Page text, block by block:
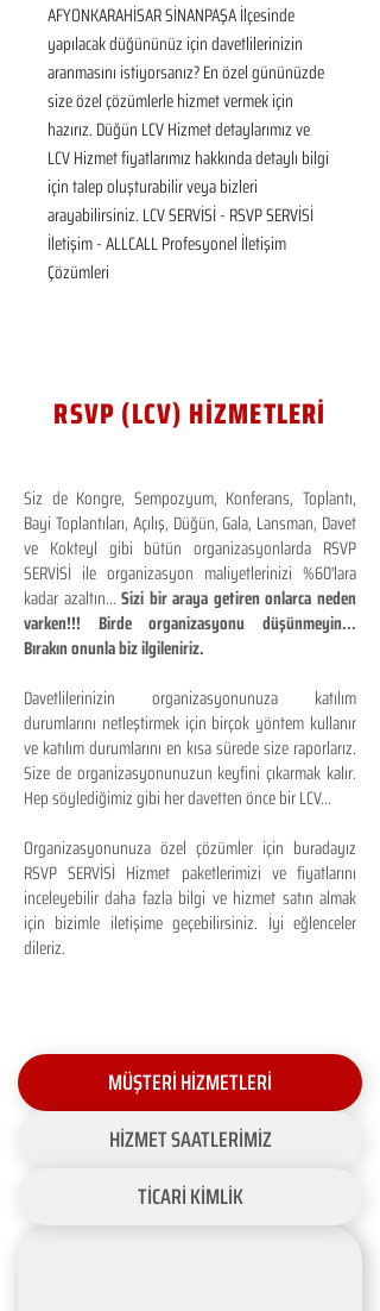
AFYONKARAHİSAR SİNANPAŞA İlçesinde
yapılacak düğününüz için davetlilerinizin
aranmasını istiyorsanız? En özel gününüzde
size özel çözümlerle hizmet vermek için
hazırız. Düğün LCV Hizmet detaylarımız ve
LCV Hizmet fiyatlarımız hakkında detaylı bilgi
için talep oluşturabilir veya bizleri
arayabilirsiniz. LCV SERVİSİ - RSVP SERVİSİ
İletişim - ALLCALL Profesyonel İletişim
Çözümleri
RSVP (LCV) HİZMETLERİ
Siz de Kongre, Sempozyum, Konferans, Toplantı,
Bayi Toplantıları, Açılış, Düğün, Gala, Lansman, Davet
ve Kokteyl gibi bütün organizasyonlarda RSVP
SERVİSİ ile organizasyon maliyetlerinizi %60'lara
kadar azaltın...Sizi bir araya getiren onlarca neden
varken!!! Birde organizasyonu düşünmeyin...
Bırakın onunla biz ilgileniriz.
Davetlilerinizin organizasyonunuza katılım
durumlarını netleştirmek için birçok yöntem kullanır
ve katılım durumlarını en kısa sürede size raporlarız.
Size de organizasyonunuzun keyfini çıkarmak kalır.
Hep söylediğimiz gibi her davetten önce bir LCV...
Organizasyonunuza özel çözümler için buradayız
RSVP SERVİSİ Hizmet paketlerimizi ve fiyatlarını
inceleyebilir daha fazla bilgi ve hizmet satın almak
için bizimle iletişime geçebilirsiniz. İyi eğlenceler
dileriz.
MÜŞTERİ HİZMETLERİ
HİZMET SAATLERİMİZ
TİCARİ KİMLİK